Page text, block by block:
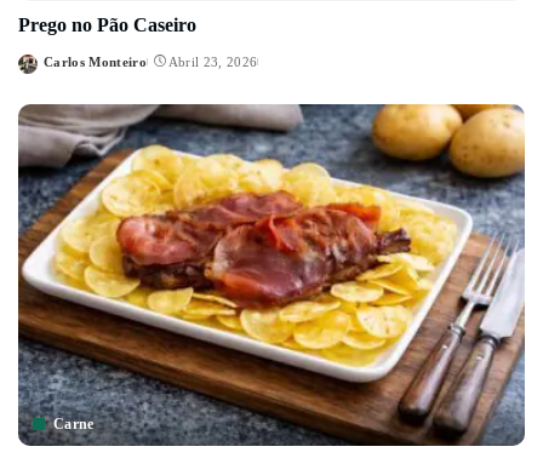
Prego no Pão Caseiro
Posted
Carlos Monteiro Abril 23, 2026
Carne